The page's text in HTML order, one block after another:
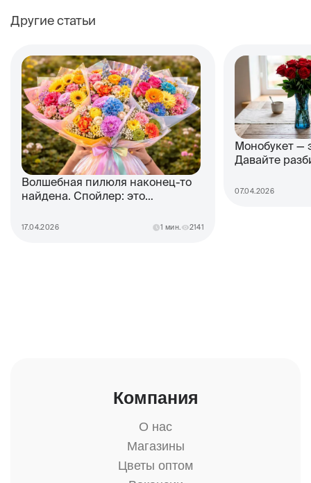
Другие статьи
Волшебная пилюля наконец-то
найдена. Спойлер: это
17.04.2026 1 мин. 2141
Монобукет —
Давайте
07.04.2026
Компания
О нас
Магазины
Цветы оптом